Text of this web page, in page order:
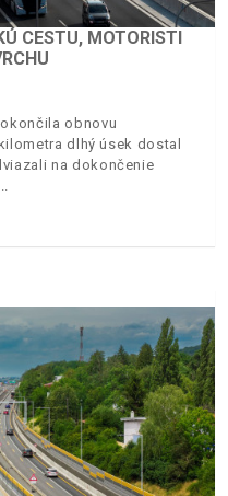
CESTU, MOTORISTI
obnovu
dlhý úsek dostal
na dokončenie